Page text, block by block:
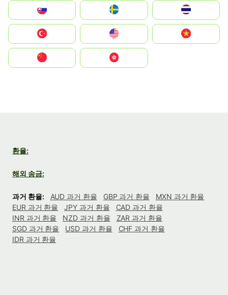
United States
中國香港特別行政區
환율:
해외 송금:
과거 환율: AUD 과거 환율 GBP 과거 환율
MXN 과거 환율
EUR 과거 환율
JPY 과거 환율
CAD 과거 환율
INR 과거 환율
NZD 과거 환율
ZAR 과거 환율
SGD 과거 환율
USD 과거 환율
CHF 과거 환율
IDR 과거 환율